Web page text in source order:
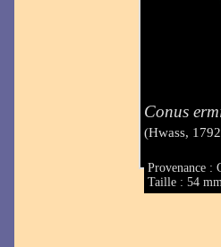
Conus
(Hwass,
Provenance :
Taille : 54